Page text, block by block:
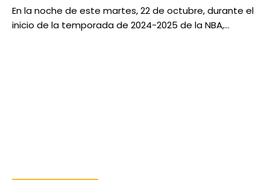
En la noche de este martes, 22 de octubre, durante el
inicio de la temporada de 2024-2025 de la NBA,…